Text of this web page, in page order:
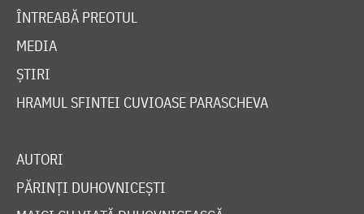
ÎNTREABĂ PREOTUL
MEDIA
ȘTIRI
HRAMUL SFINTEI CUVIOASE PARASCHEVA
AUTORI
PĂRINȚI DUHOVNICEȘTI